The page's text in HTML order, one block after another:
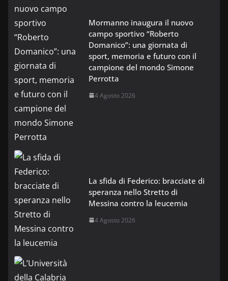
Mormanno inaugura il nuovo
campo sportivo “Roberto
Domanico”: una giornata di
sport, memoria e futuro con il
campione del mondo Simone
Perrotta
4 Agosto 2026
La sfida di Federico: bracciate di
speranza nello Stretto di
Messina contro la leucemia
4 Agosto 2026